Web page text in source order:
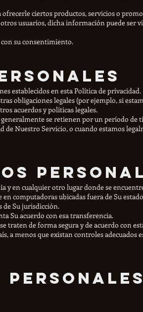
ciertos productos, servicios o
usuarios, dicha información puede ser
su consentimiento.
establecidos en esta Política de privacidad.
obligaciones legales (por ejemplo, si
acuerdos y políticas legales.
se retienen por un período de
Nuestro Servicio, o cuando estamos
y en cualquier otro lugar donde se
computadoras ubicadas fuera de Su
de Su jurisdicción.
Su acuerdo con esa transferencia.
traten de forma segura y de acuerdo con
a menos que existan controles adecuados
personales